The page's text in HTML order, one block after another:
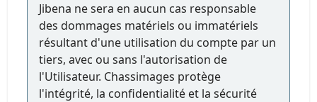
Jibena ne sera en aucun cas responsable
des dommages matériels ou immatériels
résultant d'une utilisation du compte par un
tiers, avec ou sans l'autorisation de
l'Utilisateur. Chassimages protège
l'intégrité, la confidentialité et la sécurité